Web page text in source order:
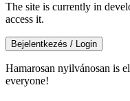
The site is currently in
access it.
Bejelentkezés / Login
Hamarosan nyilvánosan is
everyone!